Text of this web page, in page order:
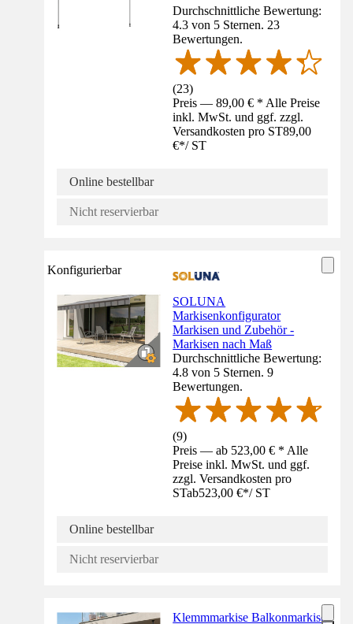
Durchschnittliche Bewertung:
4.3 von 5 Sternen. 23
Bewertungen.
(23)
Preis — 89,00 € * Alle Preise
inkl. MwSt. und ggf. zzgl.
Versandkosten pro ST89,00
€*/ ST
Online bestellbar
Nicht reservierbar
Konfigurierbar
SOLUNA
Markisenkonfigurator
Markisen und Zubehör -
Markisen nach Maß
Durchschnittliche Bewertung:
4.8 von 5 Sternen. 9
Bewertungen.
(9)
Preis — ab 523,00 € * Alle
Preise inkl. MwSt. und ggf.
zzgl. Versandkosten pro
STab523,00 €*/ ST
Online bestellbar
Nicht reservierbar
Klemmmarkise Balkonmarkise